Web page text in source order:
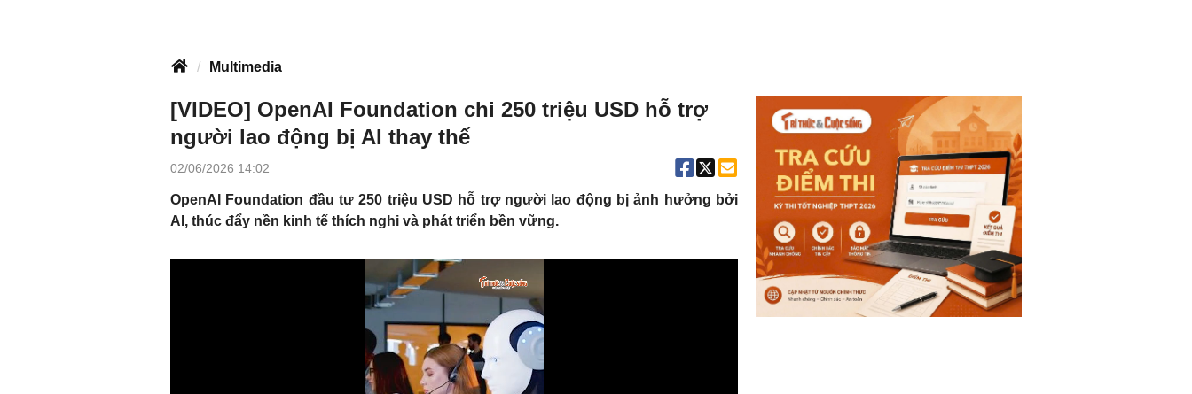
Multimedia
[VIDEO] OpenAI Foundation chi 250 triệu USD hỗ trợ
người lao động bị AI thay thế
02/06/2026 14:02
OpenAI Foundation đầu tư 250 triệu USD hỗ trợ người lao động bị ảnh hưởng bởi
AI, thúc đẩy nền kinh tế thích nghi và phát triển bền vững.